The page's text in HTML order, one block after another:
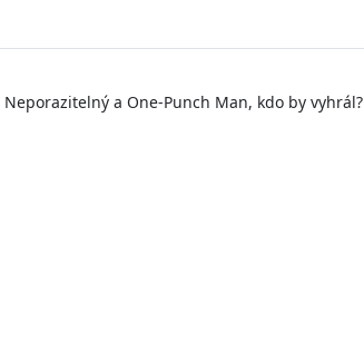
a One-Punch Man, kdo by vyhrál?